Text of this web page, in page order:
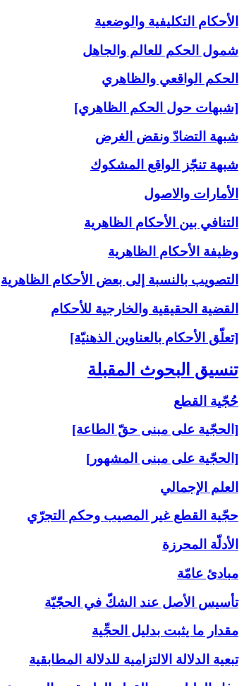
الأحكام التكليفية والوضعية
شمول الحكم للعالم والجاهل
الحكم الواقعي والظاهري
[شبهات حول الحكم الظاهري]
شبهة التضادّ ونقض الغرض
شبهة تنجّز الواقع المشكوك
الأمارات والاصول
التنافي بين الأحكام الظاهرية
وظيفة الأحكام الظاهرية
التصويب بالنسبة إلى‏ بعض الأحكام الظاهرية
القضية الحقيقية والخارجية للأحكام
[تعلّق الأحكام بالعناوين الذهنيّة]
تنسيق البحوث المقبلة
حُجّية القطع
[الحجّية على مبنى حقّ الطاعة]
[الحجّية على مبنى المشهور]
العلم الإجمالي
حجّية القطع غير المصيب وحكم التجرّي
الأدلّة المحرزة
مبادئ عامّة
تأسيس الأصل عند الشكّ في الحجّيّة
مقدار ما يثبت بدليل الحجِّية
تبعية الدلالة الالتزامية للدلالة المطابقية